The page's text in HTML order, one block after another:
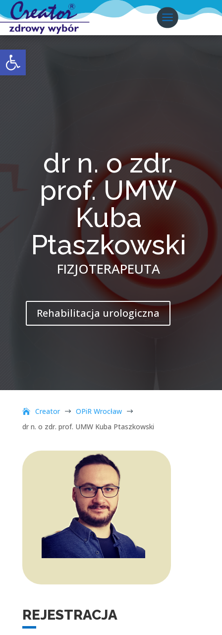
Otwórz pasek narzędzi
dr n. o zdr.
prof. UMW
Kuba
Ptaszkowski
FIZJOTERAPEUTA
Rehabilitacja urologiczna
Creator $ OPiR Wrocław $
dr n. o zdr. prof. UMW Kuba Ptaszkowski
REJESTRACJA